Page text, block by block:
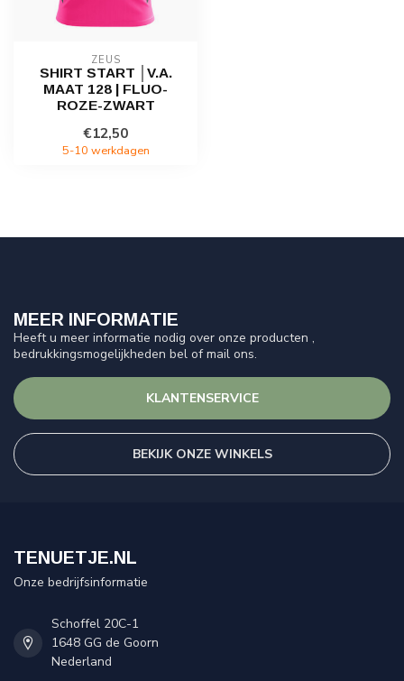
ZEUS
SHIRT START │V.A.
MAAT 128 | FLUO-
ROZE-ZWART
€12,50
5-10 werkdagen
MEER INFORMATIE
Heeft u meer informatie nodig over onze producten ,
bedrukkingsmogelijkheden bel of mail ons.
KLANTENSERVICE
BEKIJK ONZE WINKELS
TENUETJE.NL
Onze bedrijfsinformatie
Schoffel 20C-1
1648 GG de Goorn
Nederland